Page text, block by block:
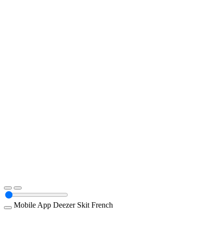
Mobile App Deezer Skit French